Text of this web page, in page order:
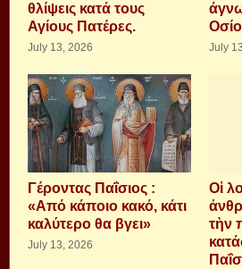
θλίψεις κατά τους
Αγίους Πατέρες.
July 13, 2026 July
Γέροντας Παΐσιος :
«Από κάποιο κακό, κάτι
καλύτερο θα βγει»
July 13, 2026
Οἱ
τὴν